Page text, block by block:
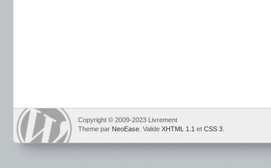
Copyright © 2009-2023 Livrement
Theme par NeoEase . Valide XHTML 1.1 et CSS 3